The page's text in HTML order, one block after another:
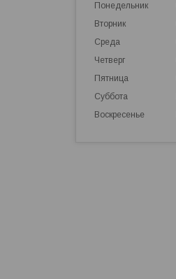
Понедельник
Вторник
Среда
Четверг
Пятница
Суббота
Воскресенье